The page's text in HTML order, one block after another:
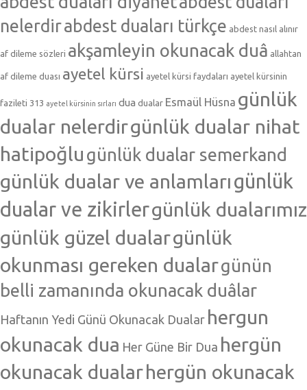
nelerdirabdest duaları türkçe abdest nasıl alınır
af dileme sözleri akşamleyin okunacak duâ allahtan
af dileme duası ayetel kürsi ayetel kürsi faydaları ayetel kürsinin
fazileti 313 ayetel kürsinin sırları dua dualar Esmaül Hüsna günlük
dualar nelerdirgünlük dualar nihat
hatipoğlu günlük dualar semerkand
günlük dualar ve anlamlarıgünlük
dualar ve zikirlergünlük dualarımız
günlük güzel dualargünlük
okunması gereken dualargünün
belli zamanında okunacak duâlar
Haftanın Yedi Günü Okunacak Dualar hergun
okunacak dua Her Güne Bir Dua hergün
okunacak dualarhergün okunacak